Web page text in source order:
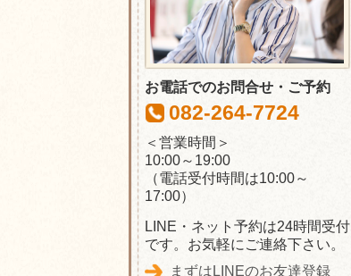
お電話でのお問合せ・ご予約
082-264-7724
＜営業時間＞
10:00～19:00
（電話受付時間は10:00～
17:00）
LINE・ネット予約は24時間受付
です。お気軽にご連絡下さい。
まずはLINEのお友達登録